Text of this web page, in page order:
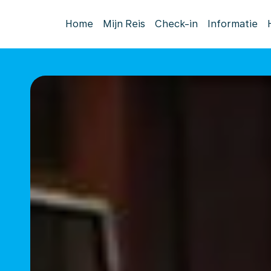
Home Mijn Reis Check-in Informatie